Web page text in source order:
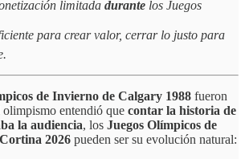
limitada durante los Juegos
para crear valor, cerrar lo justo para
de Invierno de Calgary 1988 fueron
olimpismo entendió que contar la historia de
la audiencia, los Juegos Olímpicos de
2026 pueden ser su evolución natural: